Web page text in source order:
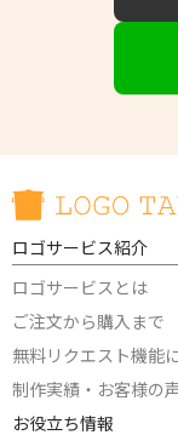
ロゴサービス紹介
ロゴサービスとは
ご注文から購入まで
無料リクエスト機能
制作実績・お客様の
お役立ち情報